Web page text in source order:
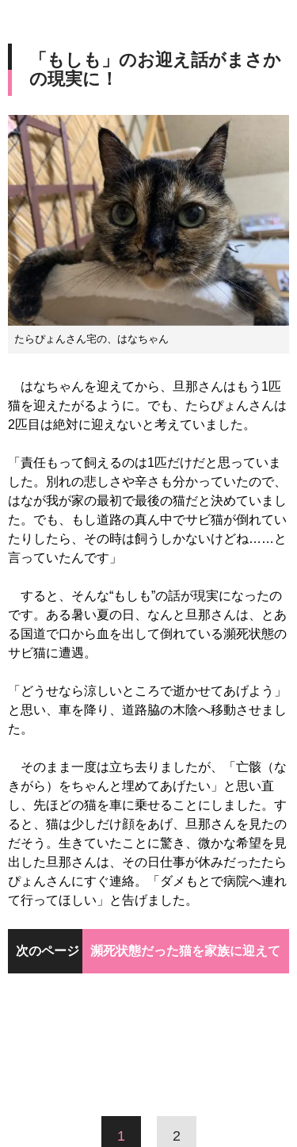
「もしも」のお迎え話がまさか
の現実に！
たらぴょんさん宅の、はなちゃん
はなちゃんを迎えてから、旦那さんはもう1匹
猫を迎えたがるように。でも、たらぴょんさんは
2匹目は絶対に迎えないと考えていました。
「責任もって飼えるのは1匹だけだと思っていま
した。別れの悲しさや辛さも分かっていたので、
はなが我が家の最初で最後の猫だと決めていまし
た。でも、もし道路の真ん中でサビ猫が倒れてい
たりしたら、その時は飼うしかないけどね……と
言っていたんです」
すると、そんな“もしも”の話が現実になったの
です。ある暑い夏の日、なんと旦那さんは、とあ
る国道で口から血を出して倒れている瀕死状態の
サビ猫に遭遇。
「どうせなら涼しいところで逝かせてあげよう」
と思い、車を降り、道路脇の木陰へ移動させまし
た。
そのまま一度は立ち去りましたが、「亡骸（な
きがら）をちゃんと埋めてあげたい」と思い直
し、先ほどの猫を車に乗せることにしました。す
ると、猫は少しだけ顔をあげ、旦那さんを見たの
だそう。生きていたことに驚き、微かな希望を見
出した旦那さんは、その日仕事が休みだったたら
ぴょんさんにすぐ連絡。「ダメもとで病院へ連れ
て行ってほしい」と告げました。
次のページ 瀕死状態だった猫を家族に迎えて
1 2